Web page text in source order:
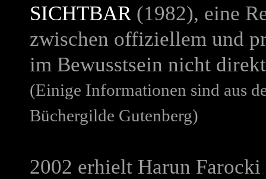
SICHTBAR(1982), eine
zwischen offiziellem und
im Bewusstsein nicht
(Einige Informationen sind aus
Büchergilde Gutenberg)
2002 erhielt Harun